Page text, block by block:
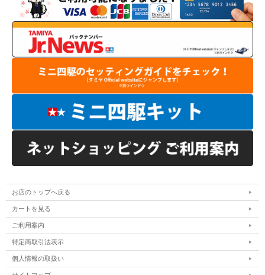
お店のトップへ戻る
カートを見る
ご利用案内
特定商取引法表示
個人情報の取扱い